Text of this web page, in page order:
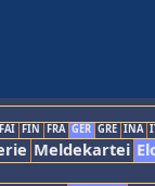
FAI FIN FRA GER GRE INA
Meldekartei